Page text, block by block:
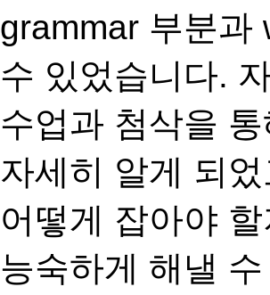
grammar 부분과
수 있었습니다.
수업과 첨삭을
자세히 알게 되
어떻게 잡아야 할
능숙하게 해낼